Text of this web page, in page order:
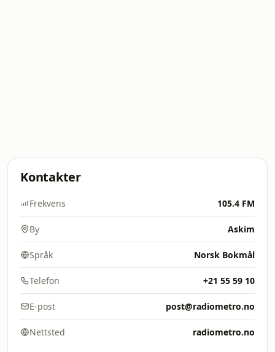
Kontakter
Frekvens 105.4 FM
By Askim
Språk Norsk Bokmål
Telefon +21 55 59 10
E-post post@radiometro.no
Nettsted radiometro.no